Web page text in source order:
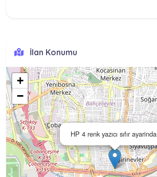
İlan Konumu
HP 4 renk yazıcı sıfır ayarinda
+
−